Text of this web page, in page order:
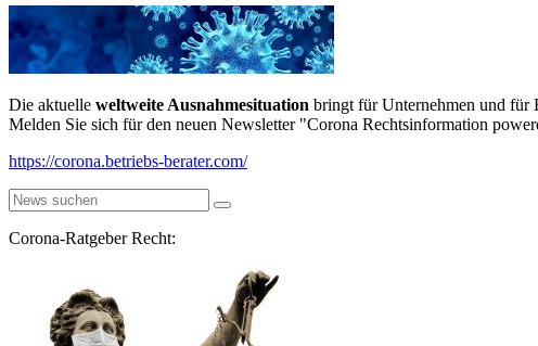
Die aktuelle weltweite Ausnahmesituation bringt für Unternehmen und für
Melden Sie sich für den neuen Newsletter "Corona Rechtsinformation
https://corona.betriebs-berater.com/
Corona-Ratgeber Recht: